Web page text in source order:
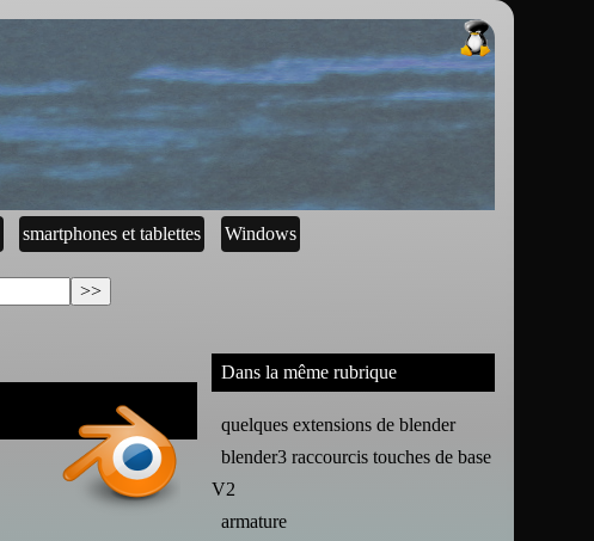
smartphones et tablettes Windows
Dans la même rubrique
quelques extensions de blender
blender3 raccourcis touches de base
V2
armature